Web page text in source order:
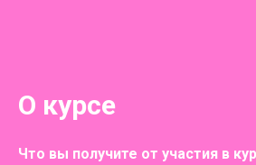
О курсе
Что вы получите от участия в